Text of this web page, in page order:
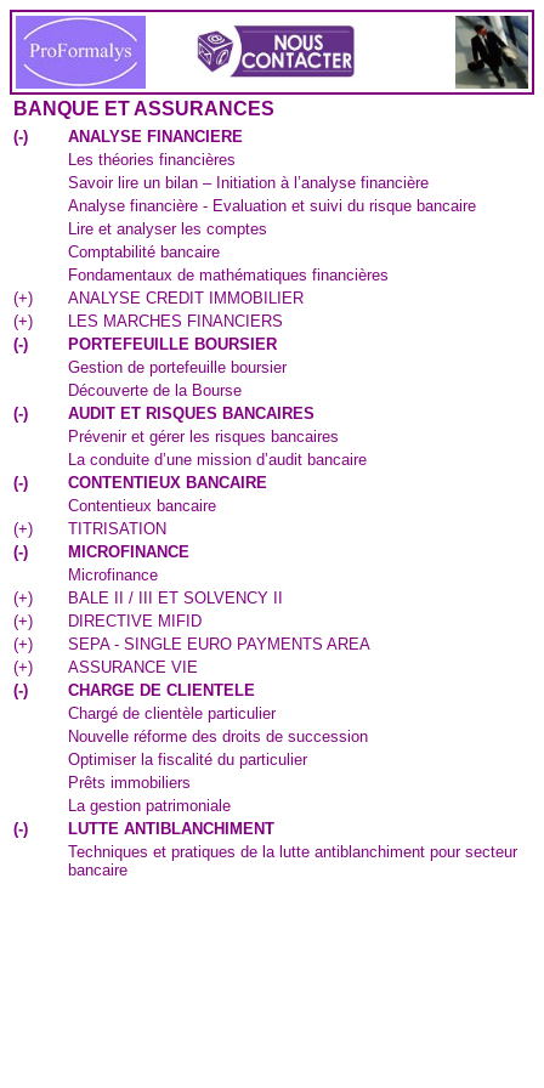
BANQUE ET ASSURANCES
(-)
ANALYSE FINANCIERE
Les théories financières
Savoir lire un bilan – Initiation à l’analyse financière
Analyse financière - Evaluation et suivi du risque bancaire
Lire et analyser les comptes
Comptabilité bancaire
Fondamentaux de mathématiques financières
(+)
ANALYSE CREDIT IMMOBILIER
(+)
LES MARCHES FINANCIERS
(-)
PORTEFEUILLE BOURSIER
Gestion de portefeuille boursier
Découverte de la Bourse
(-)
AUDIT ET RISQUES BANCAIRES
Prévenir et gérer les risques bancaires
La conduite d’une mission d’audit bancaire
(-)
CONTENTIEUX BANCAIRE
Contentieux bancaire
(+)
TITRISATION
(-)
MICROFINANCE
Microfinance
(+)
BALE II / III ET SOLVENCY II
(+)
DIRECTIVE MIFID
(+)
SEPA - SINGLE EURO PAYMENTS AREA
(+)
ASSURANCE VIE
(-)
CHARGE DE CLIENTELE
Chargé de clientèle particulier
Nouvelle réforme des droits de succession
Optimiser la fiscalité du particulier
Prêts immobiliers
La gestion patrimoniale
(-)
LUTTE ANTIBLANCHIMENT
Techniques et pratiques de la lutte antiblanchiment pour secteur
bancaire